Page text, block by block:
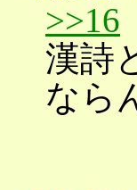
>>16
漢詩
なら